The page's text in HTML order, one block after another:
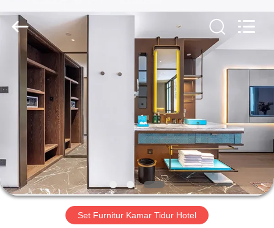
RUMAH
PRODUK
VIDEO
PERTUNJUKAN
VR
ZENCO.
Rights
Reserved.
Set Furnitur Kamar Tidur Hotel